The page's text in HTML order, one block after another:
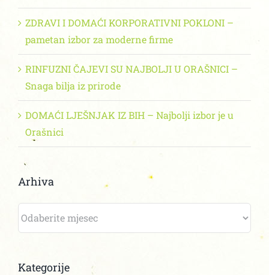
ZDRAVI I DOMAĆI KORPORATIVNI POKLONI –
pametan izbor za moderne firme
RINFUZNI ČAJEVI SU NAJBOLJI U ORAŠNICI –
Snaga bilja iz prirode
DOMAĆI LJEŠNJAK IZ BIH – Najbolji izbor je u
Orašnici
Arhiva
Kategorije